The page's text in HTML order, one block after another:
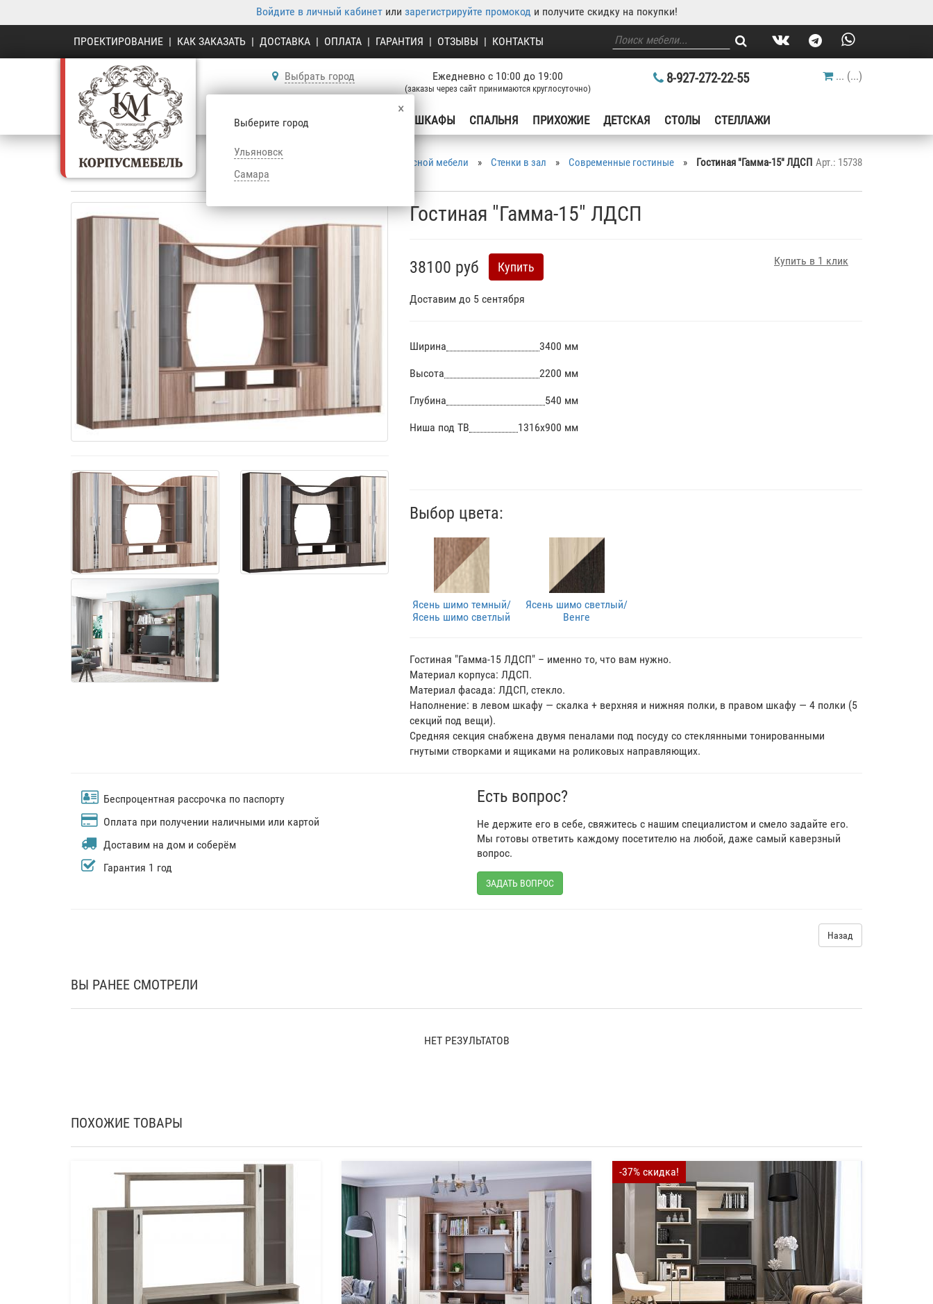
Войдите в личный кабинетили зарегистрируйте промокод и получите скидку на покупки!
ПРОЕКТИРОВАНИЕ | КАК ЗАКАЗАТЬ | ДОСТАВКА | ОПЛАТА | ГАРАНТИЯ | ОТЗЫВЫ | КОНТАКТЫ
Выбрать город
×
Выберите город
Ульяновск
Самара
Ежедневно с 10:00 до 19:00
(заказы через сайт принимаются круглосуточно)
8-927-272-22-55 ... (...)
КУХНЯ ШКАФЫ СПАЛЬНЯ ПРИХОЖИЕ ДЕТСКАЯ СТОЛЫ СТЕЛЛАЖИ
Арт.: 15738
Корпусная мебель Каталог корпусной мебели » Cтенки в зал » Современные гостиные » Гостиная "Гамма-15" ЛДСП
Гостиная "Гамма-15" ЛДСП
Купить в 1 клик
38100 руб Купить
Доставим до 5 сентября
Ширина 3400 мм
Высота 2200 мм
Глубина 540 мм
Ниша под ТВ 1316х900 мм
Выбор цвета:
Ясень шимо темный/
Ясень шимо светлый
Ясень шимо светлый/
Венге
Гостиная "Гамма-15 ЛДСП" – именно то, что вам нужно.
Материал корпуса: ЛДСП.
Материал фасада: ЛДСП, стекло.
Наполнение: в левом шкафу — скалка + верхняя и нижняя полки, в правом шкафу — 4 полки (5
секций под вещи).
Средняя секция снабжена двумя пеналами под посуду со стеклянными тонированными
гнутыми створками и ящиками на роликовых направляющих.
Беспроцентная рассрочка по паспорту
Оплата при получении наличными или картой
Доставим на дом и соберём
Гарантия 1 год
Есть вопрос?
Не держите его в себе, свяжитесь с нашим специалистом и смело задайте его.
Мы готовы ответить каждому посетителю на любой, даже самый каверзный
вопрос.
ЗАДАТЬ ВОПРОС
Назад
ВЫ РАНЕЕ СМОТРЕЛИ
НЕТ РЕЗУЛЬТАТОВ
ПОХОЖИЕ ТОВАРЫ
-37% скидка!